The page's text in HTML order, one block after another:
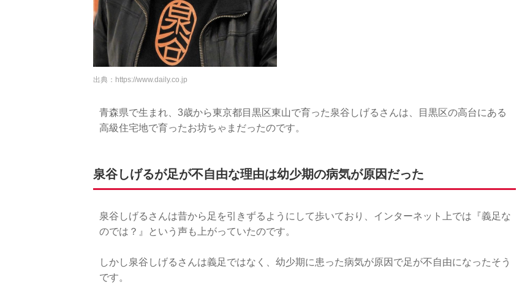
出典： https://www.daily.co.jp
青森県で生まれ、3歳から東京都目黒区東山で育った泉谷しげるさんは、目黒区の高台にある
高級住宅地で育ったお坊ちゃまだったのです。
泉谷しげるが足が不自由な理由は幼少期の病気が原因だった
泉谷しげるさんは昔から足を引きずるようにして歩いており、インターネット上では『義足な
のでは？』という声も上がっていたのです。
しかし泉谷しげるさんは義足ではなく、幼少期に患った病気が原因で足が不自由になったそう
です。